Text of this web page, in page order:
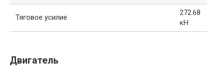
Тяговое усилие
272.68
кН
Двигатель